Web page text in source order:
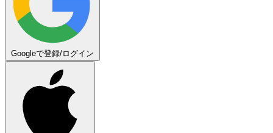
Googleで登録/ログイン